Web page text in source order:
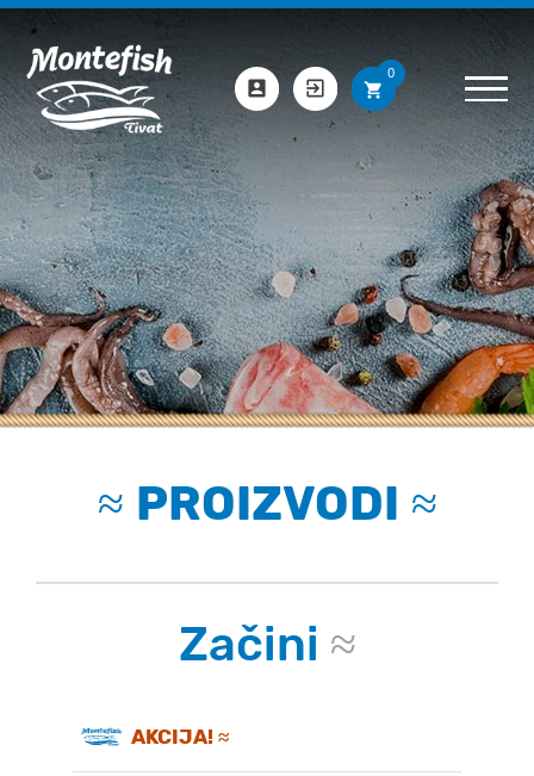
0
≈ PROIZVODI ≈
Začini ≈
AKCIJA! ≈